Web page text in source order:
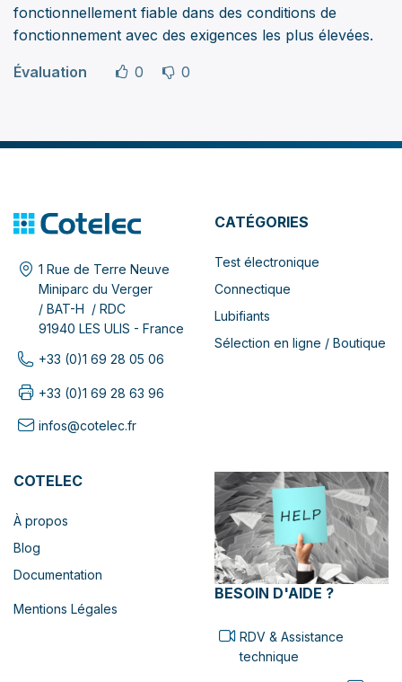
fonctionnellement fiable dans des conditions de
fonctionnement avec des exigences les plus élevées.
Évaluation 0 0
1 Rue de Terre Neuve
Miniparc du Verger
/ BAT-H / RDC
91940 LES ULIS - France
+33 (0)1 69 28 05 06
+33 (0)1 69 28 63 96
infos@cotelec.fr
CATÉGORIES
Test électronique
Connectique
Lubifiants
Sélection en ligne / Boutique
COTELEC
À propos
Blog
Documentation
Mentions Légales
BESOIN D'AIDE ?
RDV & Assistance
technique